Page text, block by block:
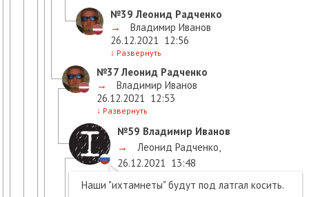
№39 Леонид Радченко
→
Владимир Иванов
26.12.2021 12:56
↓ Развернуть
№37Леонид Радченко
→
Владимир Иванов
26.12.2021 12:53
↓ Развернуть
№59 Владимир Иванов
→
Леонид Радченко
26.12.2021 13:48
Наши "ихтамнеты" будут под латгал косить.